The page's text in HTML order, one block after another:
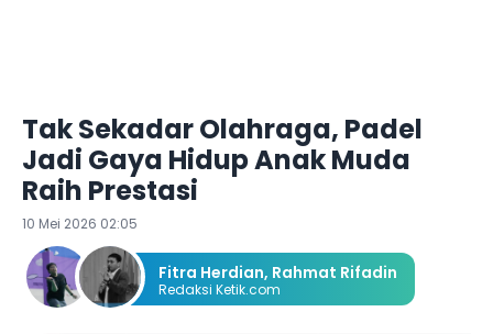
Tak Sekadar Olahraga, Padel
Jadi Gaya Hidup Anak Muda
Raih Prestasi
10 Mei 2026 02:05
Fitra Herdian, Rahmat Rifadin
Redaksi Ketik.com